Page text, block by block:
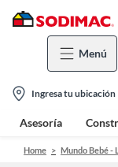
Menú
location-
icon
Ingresa tu ubicación
Asesoría
Home Mundo Bebé -